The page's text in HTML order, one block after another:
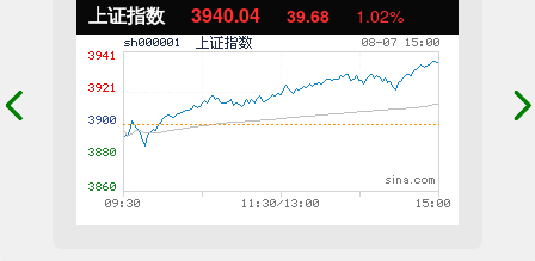
上证指数 3940.04 39.68 1.02%